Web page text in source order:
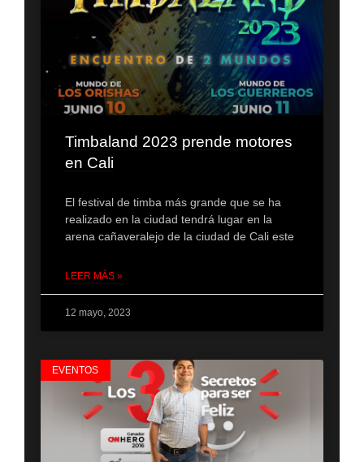
Timbaland 2023 prende motores
en Cali
El festival de timba más grande que se ha
realizado en la ciudad tendrá lugar en la
arena cañaveralejo de la ciudad de Cali este
LEER MÁS »
12 mayo, 2023
EVENTOS